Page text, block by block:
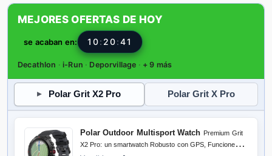
MEJORES OFERTAS DE HOY
se acaban en: 10: 20:40
Decathlon ·i-Run · Deporvillage · + 9 más
Polar Grit X2 Pro Polar Grit X Pro
Polar Outdoor Multisport Watch Premium Grit
X2 Pro: un smartwatch Robusto con GPS, Funciones